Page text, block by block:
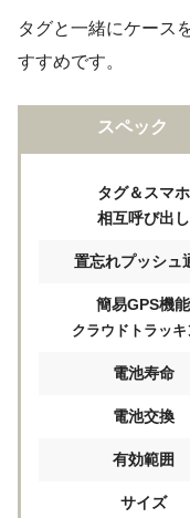
タグと一緒にケース
すすめです。
スペック
タグ＆スマホ
相互呼び出し
置忘れプッシュ
簡易GPS機能
クラウドトラッキ
電池寿命
電池交換
有効範囲
サイズ